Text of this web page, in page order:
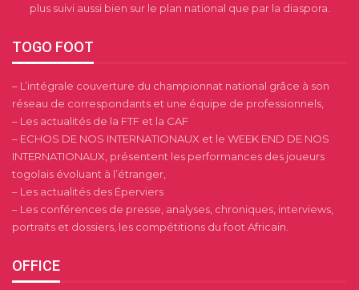
plus suivi aussi bien sur le plan national que par la diaspora.
TOGO FOOT
– L’intégrale couverture du championnat national grâce à son
réseau de correspondants et une équipe de professionnels,
– Les actualités de la FTF et la CAF
– ECHOS DE NOS INTERNATIONAUX et le WEEK END DE NOS
INTERNATIONAUX, présentent les performances des joueurs
togolais évoluant à l’étranger,
– Les actualités des Éperviers
– Les conférences de presse, analyses, chroniques, interviews,
portraits et dossiers, les compétitions du foot Africain.
OFFICE